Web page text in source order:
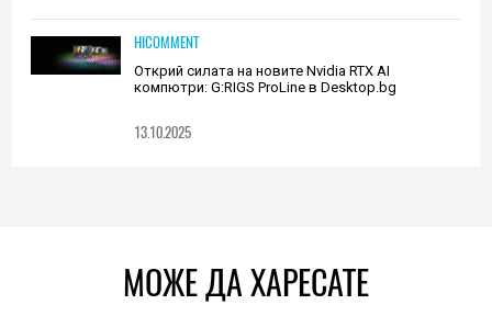
HICOMMENT
Открий силата на новите Nvidia RTX AI
компютри: G:RIGS ProLine в Desktop.bg
13.10.2025
МОЖЕ ДА ХАРЕСАТЕ